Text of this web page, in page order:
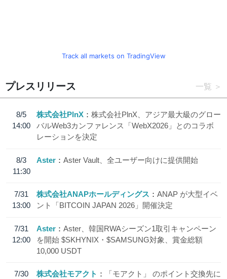
Track all markets on TradingView
プレスリリース 一覧
8/5
14:00
株式会社PlnX
株式会社PlnX、アジア最大級のグロー
バルWeb3カンファレンス「WebX2026」とのコラボ
レーションを決定
8/3
11:30
Aster Aster Vault、全ユーザー向けに提供開始
7/31
13:00
株式会社ANAPホールディングス
ANAP が大型イベ
ント「BITCOIN JAPAN 2026」開催決定
7/31
12:00
Aster
Aster、韓国RWAシーズン1取引キャンペーン
を開始 $SKHYNIX・$SAMSUNG対象、賞金総額
10,000 USDT
7/30
株式会社モアクト
「モアクト」 のポイント交換先に